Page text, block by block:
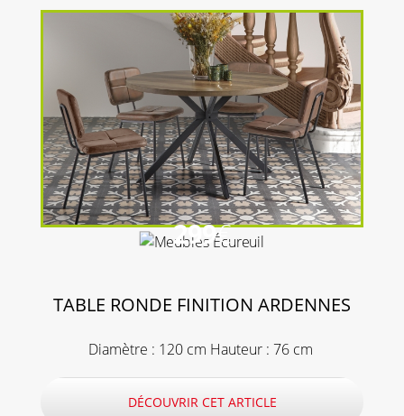
299€
TABLE RONDE FINITION ARDENNES
Diamètre : 120 cm Hauteur : 76 cm
DÉCOUVRIR CET ARTICLE